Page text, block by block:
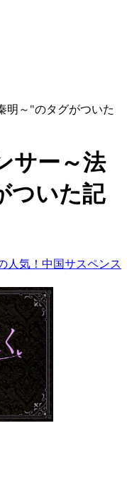
明～"のタグがついた
サー～法
ついた記
人気！中国サスペンス